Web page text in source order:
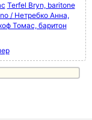
Terfel Bryn, baritone
/ Нетребко Анна,
Томас, баритон